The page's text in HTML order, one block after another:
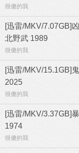
很傻的我
[迅雷/MKV/7.07GB]
北野武 1989
很傻的我
[迅雷/MKV/15.1GB]
2025
很傻的我
[迅雷/MKV/3.37GB]
1974
很傻的我